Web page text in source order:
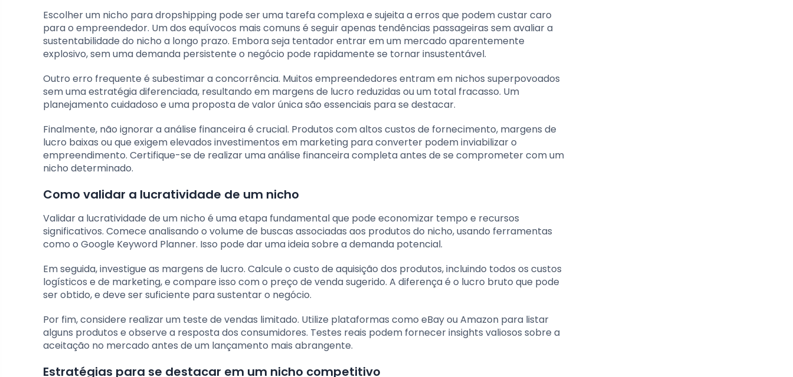
Escolher um nicho para dropshipping pode ser uma tarefa complexa e sujeita a erros que podem custar caro
para o empreendedor. Um dos equívocos mais comuns é seguir apenas tendências passageiras sem avaliar a
sustentabilidade do nicho a longo prazo. Embora seja tentador entrar em um mercado aparentemente
explosivo, sem uma demanda persistente o negócio pode rapidamente se tornar insustentável.
Outro erro frequente é subestimar a concorrência. Muitos empreendedores entram em nichos superpovoados
sem uma estratégia diferenciada, resultando em margens de lucro reduzidas ou um total fracasso. Um
planejamento cuidadoso e uma proposta de valor única são essenciais para se destacar.
Finalmente, não ignorar a análise financeira é crucial. Produtos com altos custos de fornecimento, margens de
lucro baixas ou que exigem elevados investimentos em marketing para converter podem inviabilizar o
empreendimento. Certifique-se de realizar uma análise financeira completa antes de se comprometer com um
nicho determinado.
Como validar a lucratividade de um nicho
Validar a lucratividade de um nicho é uma etapa fundamental que pode economizar tempo e recursos
significativos. Comece analisando o volume de buscas associadas aos produtos do nicho, usando ferramentas
como o Google Keyword Planner. Isso pode dar uma ideia sobre a demanda potencial.
Em seguida, investigue as margens de lucro. Calcule o custo de aquisição dos produtos, incluindo todos os custos
logísticos e de marketing, e compare isso com o preço de venda sugerido. A diferença é o lucro bruto que pode
ser obtido, e deve ser suficiente para sustentar o negócio.
Por fim, considere realizar um teste de vendas limitado. Utilize plataformas como eBay ou Amazon para listar
alguns produtos e observe a resposta dos consumidores. Testes reais podem fornecer insights valiosos sobre a
aceitação no mercado antes de um lançamento mais abrangente.
Estratégias para se destacar em um nicho competitivo